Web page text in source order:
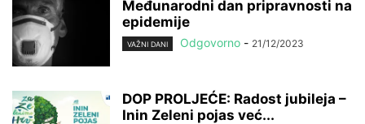
Međunarodni dan pripravnosti na
epidemije
VAŽNI DANI Odgovorno - 21/12/2023
DOP PROLJEĆE: Radost jubileja –
Inin Zeleni pojas već...